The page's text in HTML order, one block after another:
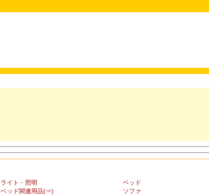
ライト・照明 ベッド
ベッド関連用品(⇒) ソファ